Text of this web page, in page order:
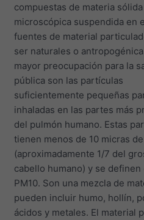
compuestas de materia
microscópica suspendida en
fuentes de material
ser naturales o
mayor preocupación para la
pública son las partículas
suficientemente pequeñas
inhaladas en las partes más
del pulmón humano. Estas
tienen menos de 10 micras
(aproximadamente 1/7 del
cabello humano) y se definen
PM10. Son una mezcla de
pueden incluir humo, hollín,
ácidos y metales. El material